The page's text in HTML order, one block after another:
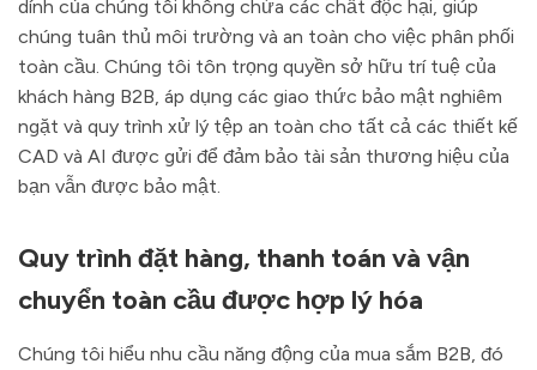
dính của chúng tôi không chứa các chất độc hại, giúp
chúng tuân thủ môi trường và an toàn cho việc phân phối
toàn cầu. Chúng tôi tôn trọng quyền sở hữu trí tuệ của
khách hàng B2B, áp dụng các giao thức bảo mật nghiêm
ngặt và quy trình xử lý tệp an toàn cho tất cả các thiết kế
CAD và AI được gửi để đảm bảo tài sản thương hiệu của
bạn vẫn được bảo mật.
Quy trình đặt hàng, thanh toán và vận
chuyển toàn cầu được hợp lý hóa
Chúng tôi hiểu nhu cầu năng động của mua sắm B2B, đó